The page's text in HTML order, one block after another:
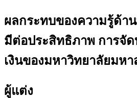
ผลกระทบของความรู้ด้
มีต่อประสิทธิภาพ การจัด
เงินของมหาวิทยาลัยมห
ผู้แต่ง